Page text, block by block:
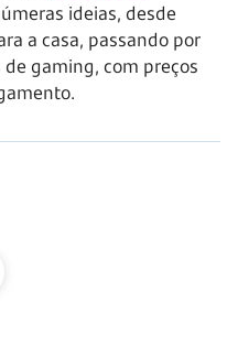
ideias, desde
a casa, passando por
gaming, com preços